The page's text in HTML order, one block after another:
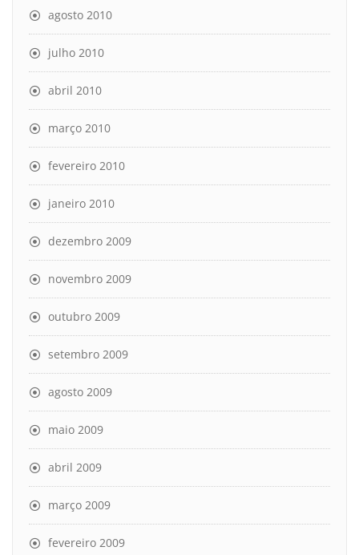
agosto 2010
julho 2010
abril 2010
março 2010
fevereiro 2010
janeiro 2010
dezembro 2009
novembro 2009
outubro 2009
setembro 2009
agosto 2009
maio 2009
abril 2009
março 2009
fevereiro 2009